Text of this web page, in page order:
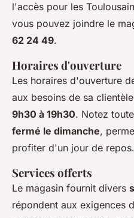
l'accès pour les
vous pouvez joindre le
62 24 49.
Horaires d'ouverture
Les horaires d'ouverture
aux besoins de sa
9h30 à 19h30. Notez
fermé le dimanche,
profiter d'un jour de repos.
Services offerts
Le magasin fournit divers
répondent aux exigences